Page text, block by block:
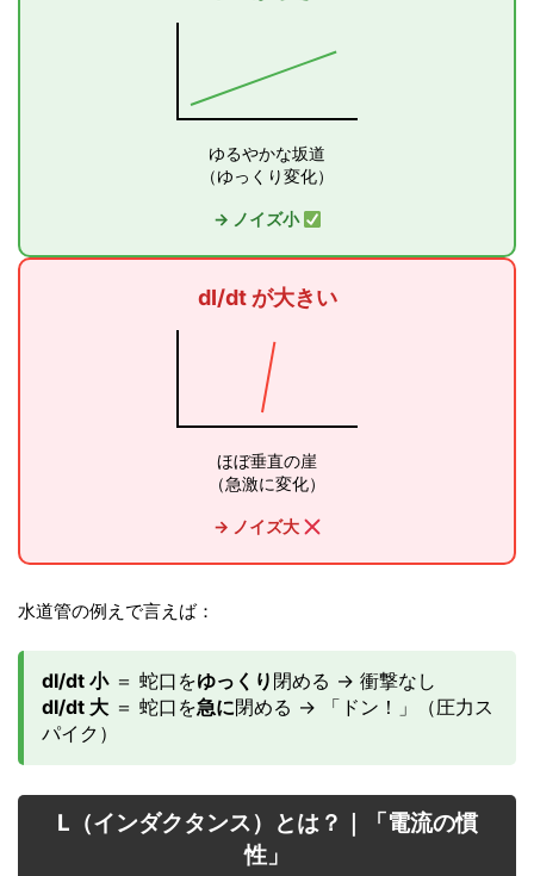
ゆるやかな坂道
（ゆっくり変化）
→ ノイズ小
dI/dt が大きい
ほぼ垂直の崖
（急激に変化）
→ ノイズ大
水道管の例えで言えば：
dI/dt 小＝ 蛇口をゆっくり 閉める → 衝撃なし
dI/dt 大 ＝ 蛇口を急に閉める → 「ドン！」（圧力ス
パイク）
L（インダクタンス）とは？｜「電流の慣
性」